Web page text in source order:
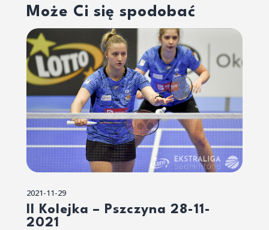
Może Ci się spodobać
2021-11-29
II Kolejka – Pszczyna 28-11-
2021